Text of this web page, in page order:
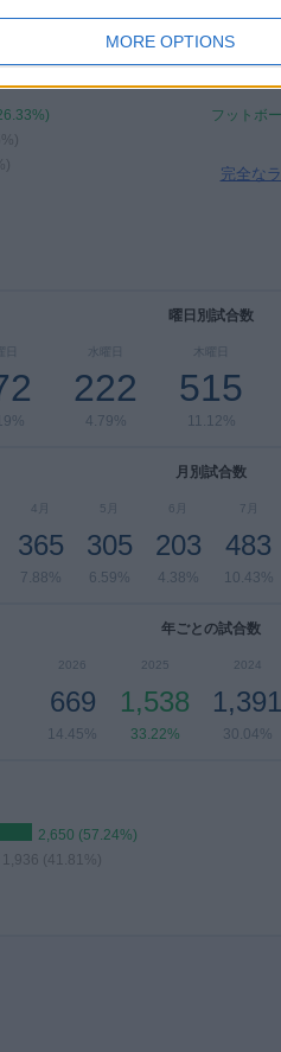
MORE OPTIONS
スポーツ
フットボ
完全な
曜日別試合数
222
4.79%
515
11.12%
月別試合数
4月
365
7.88%
5月
305
6.59%
6月
203
4.38%
7月
483
10.43%
年ごとの試合数
2026
669
14.45%
2025
1,538
33.22%
2024
1,391
30.04%
2,650 (57.24%)
1,936 (41.81%)